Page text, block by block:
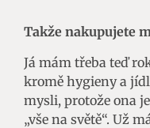
Takže nakupujete
Já mám třeba teď
kromě hygieny a
mysli, protože ona
„vše na světě“. Už